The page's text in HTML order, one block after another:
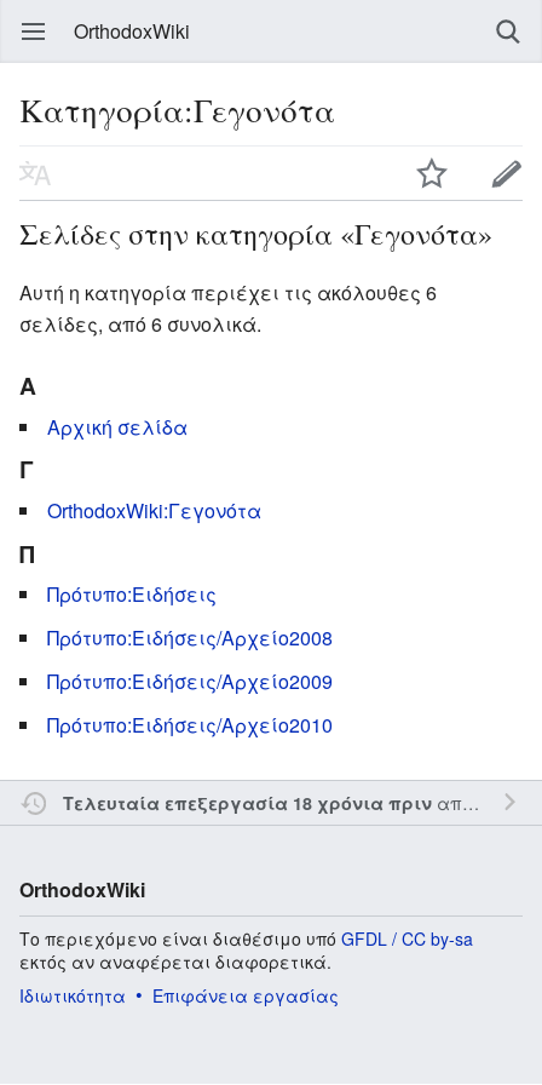
OrthodoxWiki
Κατηγορία:Γεγονότα
Σελίδες στην κατηγορία «Γεγονότα»
Αυτή η κατηγορία περιέχει τις ακόλουθες 6
σελίδες, από 6 συνολικά.
Α
Αρχική σελίδα
Γ
OrthodoxWiki:Γεγονότα
Π
Πρότυπο:Ειδήσεις
Πρότυπο:Ειδήσεις/Αρχείο2008
Πρότυπο:Ειδήσεις/Αρχείο2009
Πρότυπο:Ειδήσεις/Αρχείο2010
Τελευταία επεξεργασία 18 χρόνια πριναπό τον την
OrthodoxWiki
Το περιεχόμενο είναι διαθέσιμο υπό GFDL / CC by-sa
εκτός αν αναφέρεται διαφορετικά.
Ιδιωτικότητα
Επιφάνεια εργασίας